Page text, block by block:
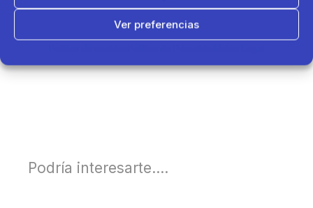
Ver preferencias
Podría interesarte....